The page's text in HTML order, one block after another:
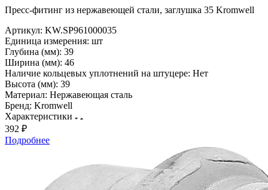
Пресс-фитинг из нержавеющей стали, заглушка 35 Kromwell
Артикул: KW.SP961000035
Единица измерения: шт
Глубина (мм): 39
Ширина (мм): 46
Наличие кольцевых уплотнений на штуцере: Нет
Высота (мм): 39
Материал: Нержавеющая сталь
Бренд: Kromwell
Характеристики
392 ₽
Подробнее